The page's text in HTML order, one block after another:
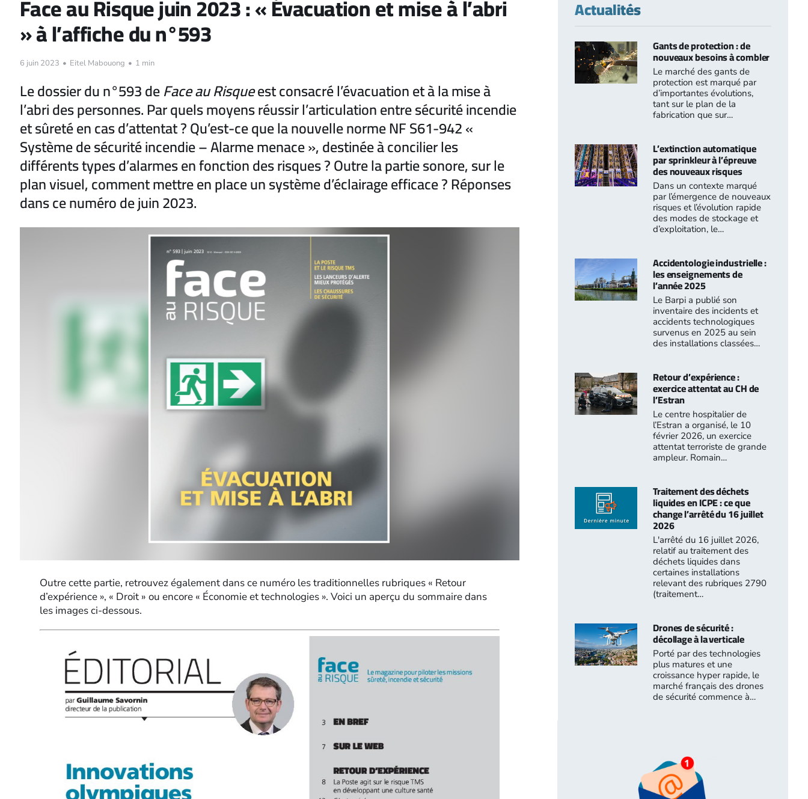
Face au Risque juin 2023 : « Évacuation et mise à l’abri
» à l’affiche du n°593
6 juin 2023 • Eitel Mabouong • 1 min
Le dossier du n°593 deFace au Risqueest consacré l’évacuation et à la mise à
l’abri des personnes. Par quels moyens réussir l’articulation entre sécurité incendie
et sûreté en cas d’attentat ? Qu’est-ce que la nouvelle norme NF S61-942 «
Système de sécurité incendie – Alarme menace », destinée à concilier les
différents types d’alarmes en fonction des risques ? Outre la partie sonore, sur le
plan visuel, comment mettre en place un système d’éclairage efficace ? Réponses
dans ce numéro de juin 2023.
Outre cette partie, retrouvez également dans ce numéro les traditionnelles rubriques « Retour
d’expérience », « Droit » ou encore « Économie et technologies ». Voici un aperçu du sommaire dans
les images ci-dessous.
Actualités
Gants de protection : de
nouveaux besoins à combler
Le marché des gants de
protection est marqué par
d’importantes évolutions,
tant sur le plan de la
fabrication que sur…
L’extinction automatique
par sprinkleur à l’épreuve
des nouveaux risques
Dans un contexte marqué
par l’émergence de nouveaux
risques et l’évolution rapide
des modes de stockage et
d’exploitation, le…
Accidentologie industrielle :
les enseignements de
l’année 2025
Le Barpi a publié son
inventaire des incidents et
accidents technologiques
survenus en 2025 au sein
des installations classées…
Retour d’expérience :
exercice attentat au CH de
l’Estran
Le centre hospitalier de
l’Estran a organisé, le 10
février 2026, un exercice
attentat terroriste de grande
ampleur. Romain…
Traitement des déchets
liquides en ICPE : ce que
change l’arrêté du 16 juillet
2026
L'arrêté du 16 juillet 2026,
relatif au traitement des
déchets liquides dans
certaines installations
relevant des rubriques 2790
(traitement…
Drones de sécurité :
décollage à la verticale
Porté par des technologies
plus matures et une
croissance hyper rapide, le
marché français des drones
de sécurité commence à…